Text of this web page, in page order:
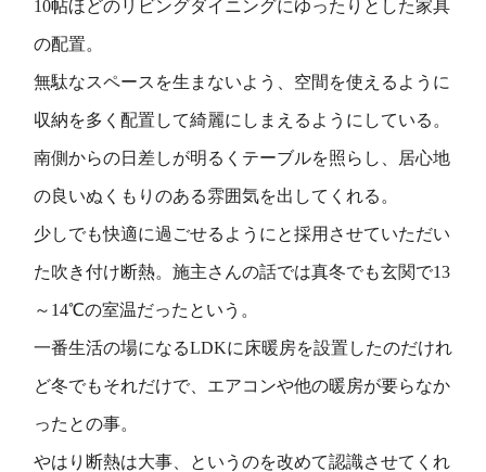
10帖ほどのリビングダイニングにゆったりとした家具
の配置。
無駄なスペースを生まないよう、空間を使えるように
収納を多く配置して綺麗にしまえるようにしている。
南側からの日差しが明るくテーブルを照らし、居心地
の良いぬくもりのある雰囲気を出してくれる。
少しでも快適に過ごせるようにと採用させていただい
た吹き付け断熱。施主さんの話では真冬でも玄関で13
～14℃の室温だったという。
一番生活の場になるLDKに床暖房を設置したのだけれ
ど冬でもそれだけで、エアコンや他の暖房が要らなか
ったとの事。
やはり断熱は大事、というのを改めて認識させてくれ